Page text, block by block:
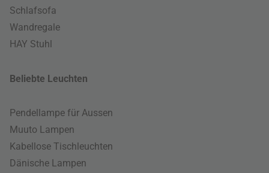
Schlafsofa
Wandregale
HAY Stuhl
Beliebte Leuchten
Pendellampe für Aussen
Muuto Lampen
Kabellose Tischleuchten
Dänische Lampen